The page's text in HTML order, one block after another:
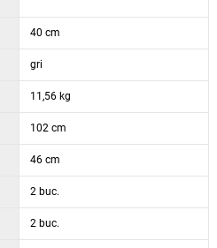
40 cm
gri
11,56 kg
102 cm
46 cm
2 buc.
2 buc.